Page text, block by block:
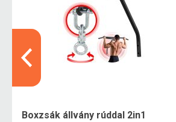
Boxzsák állvány rúddal 2in1